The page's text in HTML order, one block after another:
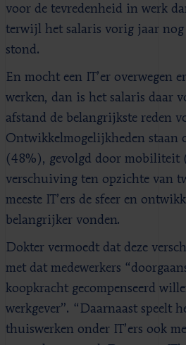
voor de tevredenheid in werk
terwijl het salaris vorig jaar nog
stond.
En mocht een IT’er overwegen
werken, dan is het salaris daar
afstand de belangrijkste reden
Ontwikkelmogelijkheden staan
(48%), gevolgd door mobiliteit
verschuiving ten opzichte van
meeste IT’ers de sfeer en
belangrijker vonden.
Dokter vermoedt dat deze
met dat medewerkers
koopkracht gecompenseerd
werkgever”. “Daarnaast speelt
thuiswerken onder IT’ers ook